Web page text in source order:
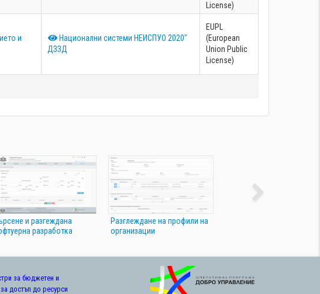
License)
и
Национални системи НЕИСПУО 2020"
ДЗЗД
EUPL
(European
Union Public
License)
и разгеждана
разработка
Разглеждане на профили на
организации
за бюджетен и
достъп до ресурси